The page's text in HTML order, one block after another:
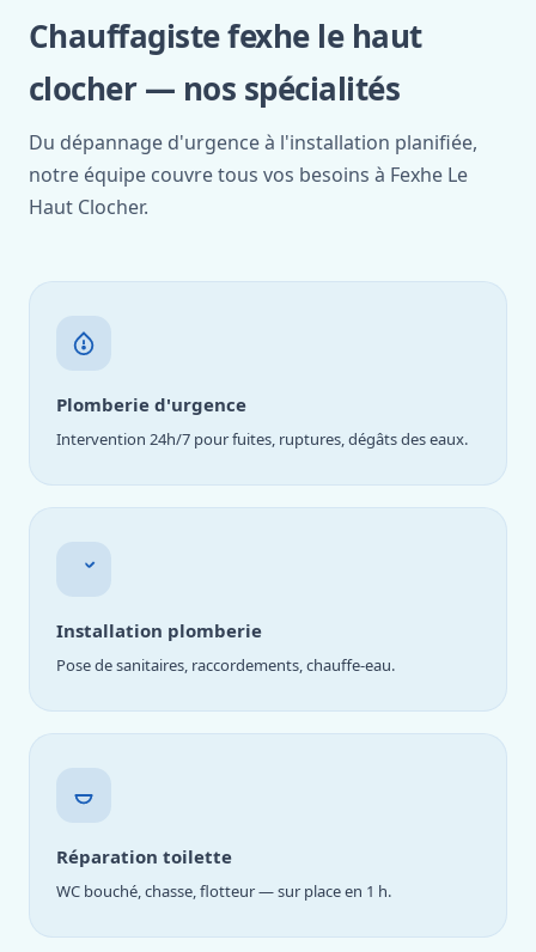
Chauffagiste fexhe le haut
clocher — nos spécialités
Du dépannage d'urgence à l'installation planifiée,
notre équipe couvre tous vos besoins à Fexhe Le
Haut Clocher.
Plomberie d'urgence
Intervention 24h/7 pour fuites, ruptures, dégâts des eaux.
Installation plomberie
Pose de sanitaires, raccordements, chauffe-eau.
Réparation toilette
WC bouché, chasse, flotteur — sur place en 1 h.